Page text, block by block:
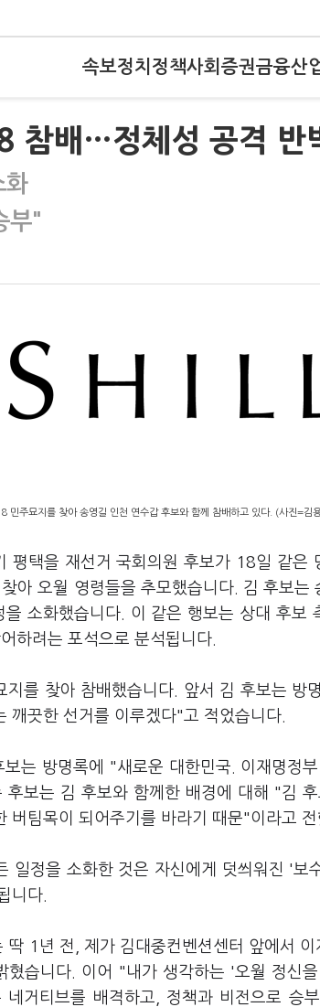
속보정치 정책사회 증권금융산
참배…정체성 공격 반
화
부"
민주묘지를 찾아 송영길 인천 연수갑 후보와 함께 참배하고 있다. (사진=김
평택을 재선거 국회의원 후보가 18일 같은
아 오월 영령들을 추모했습니다. 김 후보는
소화했습니다. 이 같은 행보는 상대 후보
하려는 포석으로 분석됩니다.
를 찾아 참배했습니다. 앞서 김 후보는 방
깨끗한 선거를 이루겠다"고 적었습니다.
는 방명록에 "새로운 대한민국. 이재명정부
보는 김 후보와 함께한 배경에 대해 "김
버팀목이 되어주기를 바라기 때문"이라고 전
일정을 소화한 것은 자신에게 덧씌워진 '보
니다.
1년 전, 제가 김대중컨벤션센터 앞에서
혔습니다. 이어 "내가 생각하는 '오월 정신
거티브를 배격하고, 정책과 비전으로 승